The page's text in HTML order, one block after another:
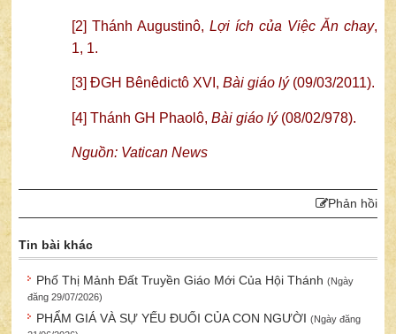
[2] Thánh Augustinô,Lợi ích của Việc Ăn chay,
1, 1.
[3] ĐGH Bênêdictô XVI,Bài giáo lý (09/03/2011).
[4] Thánh GH Phaolô,Bài giáo lý (08/02/978).
Nguồn: Vatican News
Phản hồi
Tin bài khác
Phố Thị Mảnh Đất Truyền Giáo Mới Của Hội Thánh(Ngày
đăng 29/07/2026)
PHẨM GIÁ VÀ SỰ YẾU ĐUỐI CỦA CON NGƯỜI(Ngày đăng